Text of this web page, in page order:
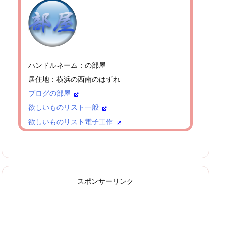
ハンドルネーム：の部屋
居住地：横浜の西南のはずれ
ブログの部屋
欲しいものリスト一般
欲しいものリスト電子工作
スポンサーリンク